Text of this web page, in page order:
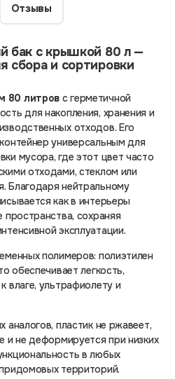
Отзывы
бак с крышкой 80 л —
сбора и сортировки
80 литров с герметичной
для накопления, хранения и
отходов. Его
универсальным для
мусора, где этот цвет часто
отходами, стеклом или
Благодаря нейтральному
как в интерьеры
сохраняя
эксплуатации.
полимеров: полиэтилен
обеспечивает легкость,
влаге, ультрафиолету и
аналогов, пластик не ржавеет,
и не деформируется при низких
в любых
территорий.